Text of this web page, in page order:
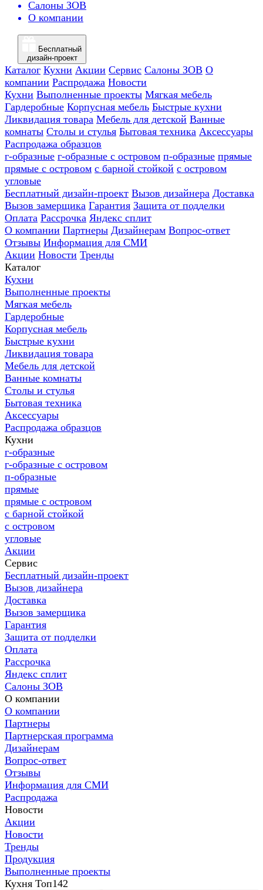
Салоны ЗОВ
О компании
Бесплатный
дизайн-проект
Каталог Кухни Акции Сервис Салоны ЗОВ О
компании Распродажа Новости
Кухни Выполненные проекты Мягкая мебель
Гардеробные Корпусная мебель Быстрые кухни
Ликвидация товара Мебель для детской Ванные
комнаты Столы и стулья Бытовая техника Аксессуары
Распродажа образцов
г-образные г-образные с островом п-образные прямые
прямые с островом с барной стойкой с островом
угловые
Бесплатный дизайн-проект Вызов дизайнера Доставка
Вызов замерщика Гарантия Защита от подделки
Оплата Рассрочка Яндекс сплит
О компании Партнеры Дизайнерам Вопрос-ответ
Отзывы Информация для СМИ
Акции Новости Тренды
Каталог
Кухни
Выполненные проекты
Мягкая мебель
Гардеробные
Корпусная мебель
Быстрые кухни
Ликвидация товара
Мебель для детской
Ванные комнаты
Столы и стулья
Бытовая техника
Аксессуары
Распродажа образцов
Кухни
г-образные
г-образные с островом
п-образные
прямые
прямые с островом
с барной стойкой
с островом
угловые
Акции
Сервис
Бесплатный дизайн-проект
Вызов дизайнера
Доставка
Вызов замерщика
Гарантия
Защита от подделки
Оплата
Рассрочка
Яндекс сплит
Салоны ЗОВ
О компании
О компании
Партнеры
Партнерская программа
Дизайнерам
Вопрос-ответ
Отзывы
Информация для СМИ
Распродажа
Новости
Акции
Новости
Тренды
Продукция
Выполненные проекты
Кухня Топ142